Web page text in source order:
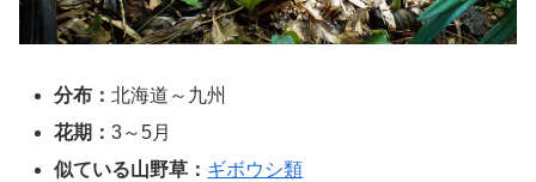
分布：北海道～九州
花期：3～5月
似ている山野草： ギボウシ類